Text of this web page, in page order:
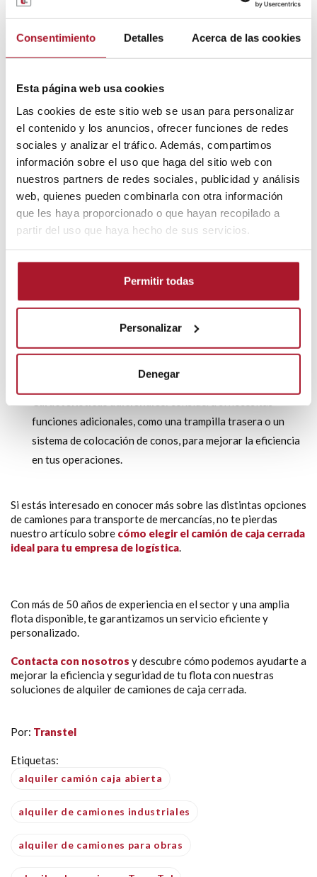
Consentimiento Detalles Acerca de las cookies
Esta página web usa cookies
Las cookies de este sitio web se usan para personalizar
el contenido y los anuncios, ofrecer funciones de redes
sociales y analizar el tráfico. Además, compartimos
información sobre el uso que haga del sitio web con
nuestros partners de redes sociales, publicidad y análisis
web, quienes pueden combinarla con otra información
que les haya proporcionado o que hayan recopilado a
partir del uso que haya hecho de sus servicios.
Permitir todas
Personalizar
Denegar
Caja abierta con equipo de colocación de conos
Factores a tener en cuenta
antes de alquilar un camión de
caja abierta
Antes dealquilar un camión de caja abierta, es importante
tener en cuenta ciertos aspectos que te ayudarán a tomar la
mejor decisión:
Tipo de carga
: asegúrate de que el camión que elijas
pueda manejar el tipo de carga que necesitas transportar.
Capacidad de carga : verifica que el vehículo tenga la
capacidad adecuada para el volumen y peso de tu
Acceso al lugar de trabajo: evalúa si el camión podrá
acceder sin problemas a las zonas donde necesitas realizar
las entregas o recogidas.
Duración del alquiler: determina si necesitas el camión a
flexibles adaptadas a la duración de tu proyecto.
funciones adicionales, como una trampilla trasera o un
sistema de colocación de conos, para mejorar la eficiencia
en tus operaciones.
Si estás interesado en conocer más sobre las distintas opciones
de camiones para transporte de mercancías, no te pierdas
nuestro artículo sobre cómo elegir el camión de caja cerrada
ideal para tu empresa de logística
Con más de 50 años de experiencia en el sector y una amplia
flota disponible, te garantizamos un servicio eficiente y
personalizado.
Contacta con nosotros y descubre cómo podemos ayudarte a
mejorar la eficiencia y seguridad de tu flota con nuestras
soluciones de alquiler de camiones de caja cerrada.
Por: Transtel
Etiquetas:
alquiler camión caja abierta
alquiler de camiones industriales
alquiler de camiones para obras